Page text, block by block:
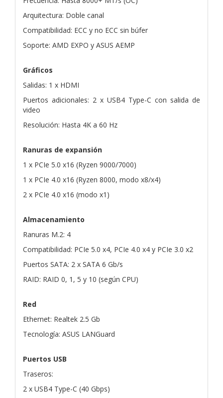
Arquitectura: Doble canal
Compatibilidad: ECC y no ECC sin búfer
Soporte: AMD EXPO y ASUS AEMP
Gráficos
Salidas: 1 x HDMI
Puertos adicionales: 2 x USB4 Type-C con salida de
video
Resolución: Hasta 4K a 60 Hz
Ranuras de expansión
1 x PCIe 5.0 x16 (Ryzen 9000/7000)
1 x PCIe 4.0 x16 (Ryzen 8000, modo x8/x4)
2 x PCIe 4.0 x16 (modo x1)
Almacenamiento
Ranuras M.2: 4
Compatibilidad: PCIe 5.0 x4, PCIe 4.0 x4 y PCIe 3.0 x2
Puertos SATA: 2 x SATA 6 Gb/s
RAID: RAID 0, 1, 5 y 10 (según CPU)
Red
Ethernet: Realtek 2.5 Gb
Tecnología: ASUS LANGuard
Puertos USB
Traseros:
2 x USB4 Type-C (40 Gbps)